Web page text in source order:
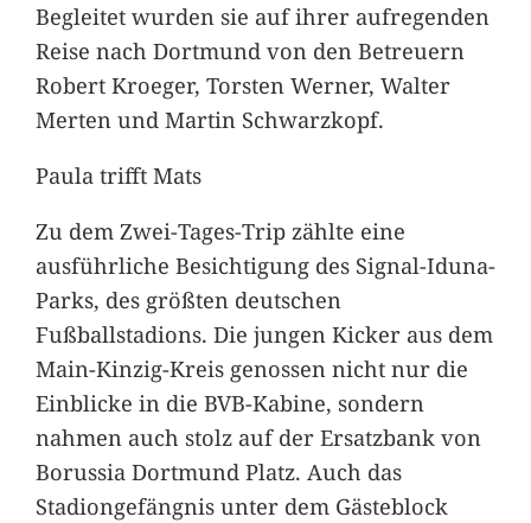
Begleitet wurden sie auf ihrer aufregenden
Reise nach Dortmund von den Betreuern
Robert Kroeger, Torsten Werner, Walter
Merten und Martin Schwarzkopf.
Paula trifft Mats
Zu dem Zwei-Tages-Trip zählte eine
ausführliche Besichtigung des Signal-Iduna-
Parks, des größten deutschen
Fußballstadions. Die jungen Kicker aus dem
Main-Kinzig-Kreis genossen nicht nur die
Einblicke in die BVB-Kabine, sondern
nahmen auch stolz auf der Ersatzbank von
Borussia Dortmund Platz. Auch das
Stadiongefängnis unter dem Gästeblock